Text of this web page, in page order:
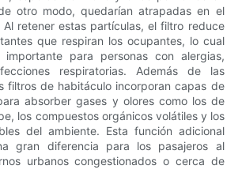
otro modo, quedarían atrapadas en el
retener estas partículas, el filtro reduce
que respiran los ocupantes, lo cual
importante para personas con alergias,
respiratorias. Además de las
filtros de habitáculo incorporan capas de
absorber gases y olores como los de
los compuestos orgánicos volátiles y los
del ambiente. Esta función adicional
gran diferencia para los pasajeros al
urbanos congestionados o cerca de